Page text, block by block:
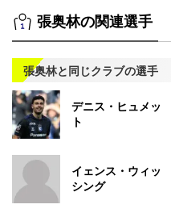
張奥林の関連選手
張奥林と同じクラブの選手
デニス・ヒュメッ
ト
イェンス・ウィッ
シング